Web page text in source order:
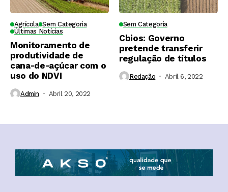
Agrícola Sem Categoria
Últimas Notícias
Monitoramento de
produtividade de
cana-de-açúcar com o
uso do NDVI
Admin Abril 20, 2022
Sem Categoria
Cbios: Governo
pretende transferir
regulação de títulos
Redação Abril 6, 2022